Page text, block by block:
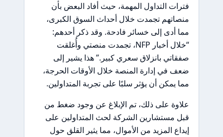
فترات التداول المهمة، حيث أفاد البعض بأن
منصاتهم تجمدت خلال أحداث السوق الكبرى،
مما أدى إلى خسائر فادحة. وقد ذكر أحدهم:
“خلال أخبار NFP، تجمدت منصتي وأُغلقت
صفقاتي بانزلاق سعري كبير.” هذا يشير إلى
ضعف في إدارة المنصة خلال الأوقات الحرجة،
مما يمكن أن يؤثر سلبًا على تجربة المتداولين.
علاوة على ذلك، تم الإبلاغ عن وجود ضغط من
قبل مستشارين الشركة لحث المتداولين على
إيداع المزيد من الأموال، مما يثير القلق حول